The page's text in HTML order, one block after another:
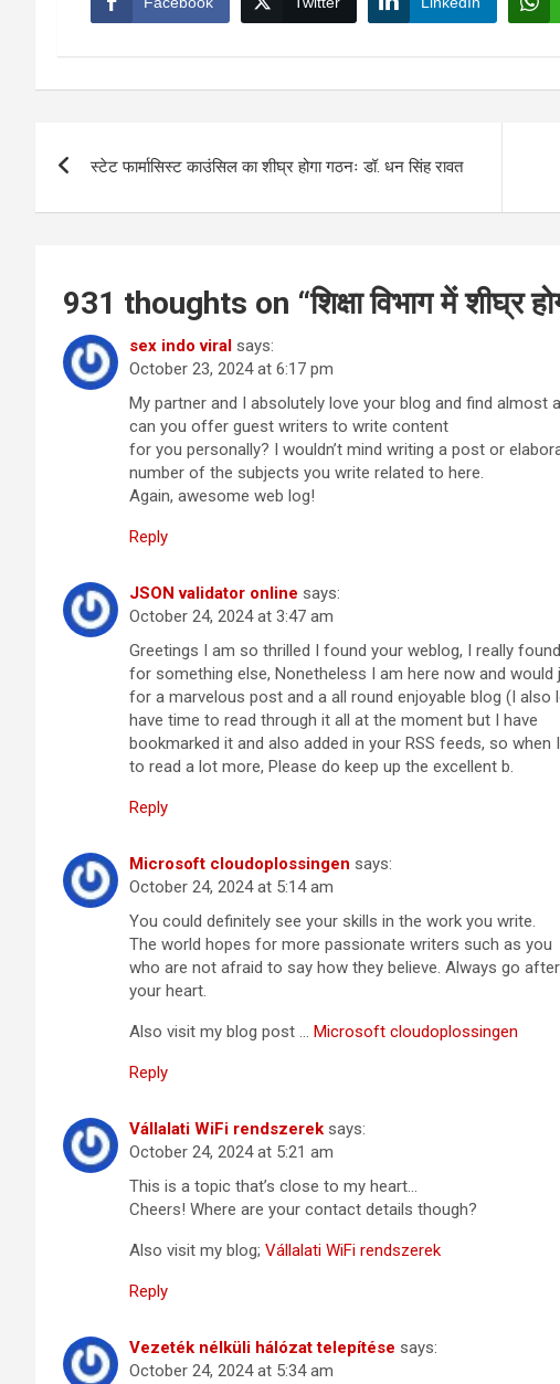
स्टेट फार्मासिस्ट काउंसिल का शीघ्र होगा गठनः डॉ. धन सिंह रावत
931 thoughts on “शिक्षा विभाग में शीघ्र
sex indo viral says:
October 23, 2024 at 6:17 pm
My partner and I absolutely love your blog and find almost
can you offer guest writers to write content
for you personally? I wouldn’t mind writing a post or
number of the subjects you write related to here.
Again, awesome web log!
Reply
JSON validator online says:
October 24, 2024 at 3:47 am
Greetings I am so thrilled I found your weblog, I really
for something else, Nonetheless I am here now and would
for a marvelous post and a all round enjoyable blog (I also
have time to read through it all at the moment but I have
bookmarked it and also added in your RSS feeds, so when
to read a lot more, Please do keep up the excellent b.
Reply
Microsoft cloudoplossingen says:
October 24, 2024 at 5:14 am
You could definitely see your skills in the work you write.
The world hopes for more passionate writers such as you
who are not afraid to say how they believe. Always go after
your heart.
Also visit my blog post … Microsoft cloudoplossingen
Reply
Vállalati WiFi rendszerek says:
October 24, 2024 at 5:21 am
This is a topic that’s close to my heart…
Cheers! Where are your contact details though?
Also visit my blog; Vállalati WiFi rendszerek
Reply
Vezeték nélküli hálózat telepítése says:
October 24, 2024 at 5:34 am